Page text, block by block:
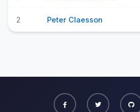
2 Peter Claesson